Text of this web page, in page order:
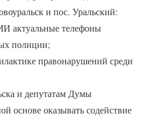
и пос. Уральский:
актуальные телефоны
полиции;
правонарушений среди
и депутатам Думы
основе оказывать содействие